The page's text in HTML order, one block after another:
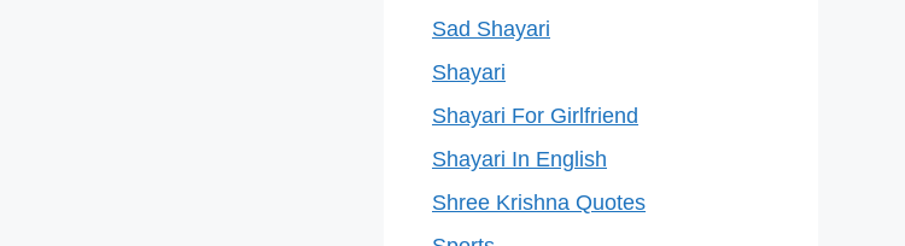
Sad Shayari
Shayari
Shayari For Girlfriend
Shayari In English
Shree Krishna Quotes